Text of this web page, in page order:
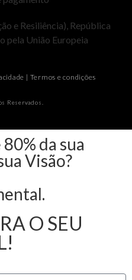
| Termos e condições
Reservados.
da sua
Visão?
O SEU